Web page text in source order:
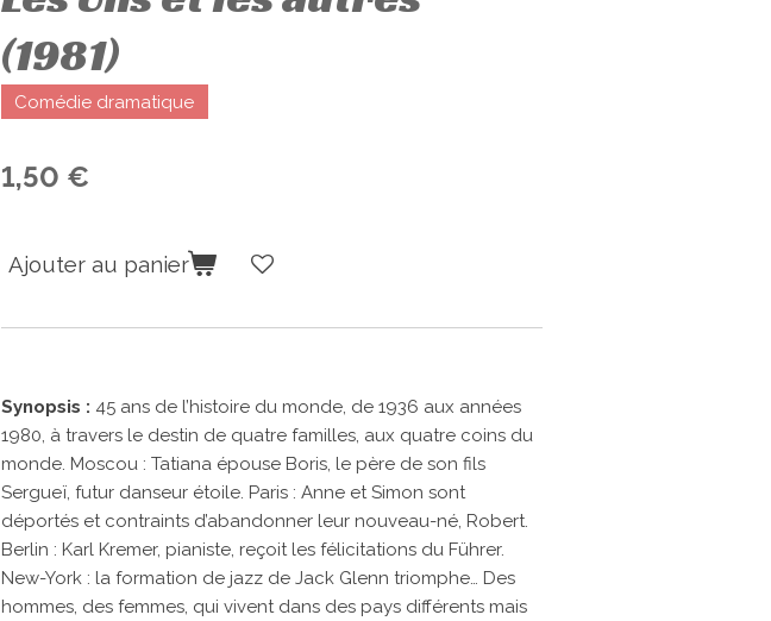
(1981)
Comédie dramatique
1,50 €
Ajouter au panier
Synopsis : 45 ans de l’histoire du monde, de 1936 aux années
1980, à travers le destin de quatre familles, aux quatre coins du
monde. Moscou : Tatiana épouse Boris, le père de son fils
Sergueï, futur danseur étoile. Paris : Anne et Simon sont
déportés et contraints d’abandonner leur nouveau-né, Robert.
Berlin : Karl Kremer, pianiste, reçoit les félicitations du Führer.
New-York : la formation de jazz de Jack Glenn triomphe… Des
hommes, des femmes, qui vivent dans des pays différents mais